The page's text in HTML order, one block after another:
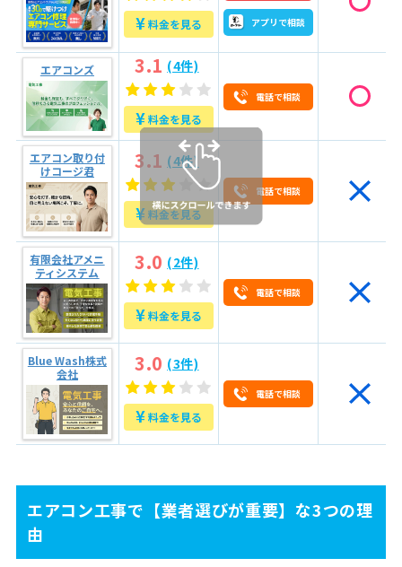
らえない
4.44.作業中の家具・壁などの破損されたが保険未加入で泣
き寝入り
4.55.管理規約や法律に違反しており工事中止やトラブルに
発展
5 鹿児島県鹿児島市のおすすめエアコン工事業者
5.1エアコントラブルセンター
5.2エアコンズ
5.3エアコン取り付けコージ君
5.4有限会社アメニティシステム
5.5Blue Wash株式会社
6 信頼できる業者を選び、安心できる工事を
¥料金を見る アプリで相談
エアコンズ 3.1 (4件)
¥料金を見る
電話で相談
エアコン取り付
けコージ君
3.1 (4件)
¥ 料金を見る
電話で相談
有限会社アメニ
ティシステム
3.0 (2件)
¥料金を見る
電話で相談
Blue Wash株式
会社
3.0 (3件)
¥料金を見る
電話で相談
エアコン工事で【業者選びが重要】な3つの理
由